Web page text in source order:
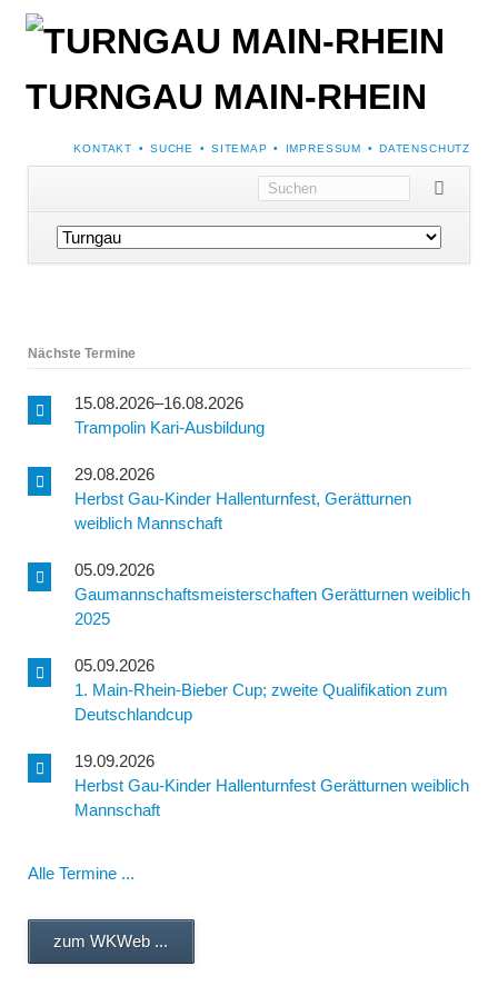
TURNGAU MAIN-RHEIN
NAVIGATION
ÜBERSPRINGEN
KONTAKT SUCHE SITEMAP IMPRESSUM DATENSCHUTZ
Navigation
überspringen
Nächste Termine
15.08.2026–16.08.2026
Trampolin Kari-Ausbildung
29.08.2026
Herbst Gau-Kinder Hallenturnfest, Gerätturnen
weiblich Mannschaft
05.09.2026
Gaumannschaftsmeisterschaften Gerätturnen weiblich
2025
05.09.2026
1. Main-Rhein-Bieber Cup; zweite Qualifikation zum
Deutschlandcup
19.09.2026
Herbst Gau-Kinder Hallenturnfest Gerätturnen weiblich
Mannschaft
Alle Termine ...
zum WKWeb ...